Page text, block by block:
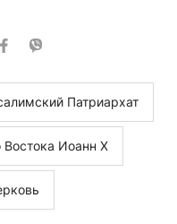
Патриархат
Востока Иоанн X